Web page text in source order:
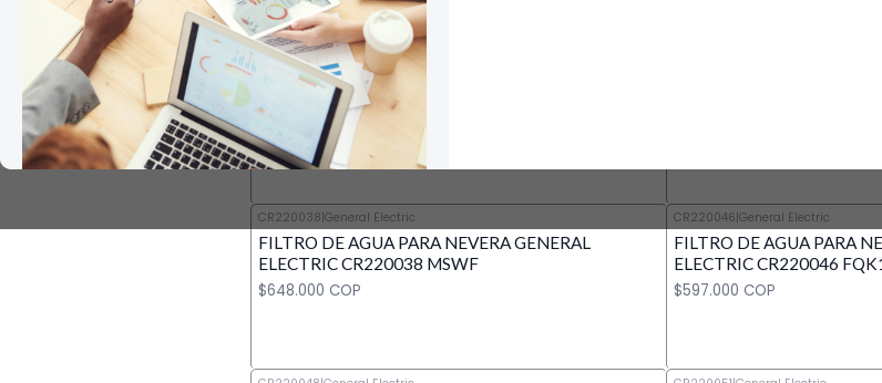
Cantidad
CR220018|General Electric
FILTRO DE AGUA PARA NEVERA GENERAL
ELECTRIC CR220018 MWFP
$738.000 COP
Cantidad
FILTRO DE AGUA PARA
Cantidad
CR220038 General Electric
FILTRO DE AGUA PARA NEVERA GENERAL
ELECTRIC CR220038 MSWF
$648.000 COP
CR220046 General Electric
FILTRO DE AGUA PARA
ELECTRIC CR220046
$597.000 COP